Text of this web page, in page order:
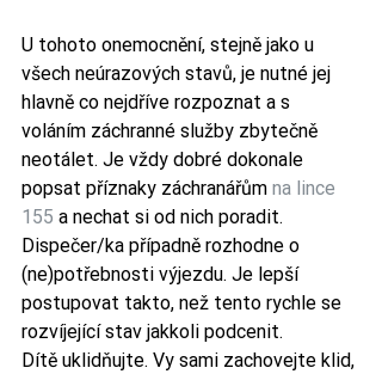
U tohoto onemocnění, stejně jako u
všech neúrazových stavů, je nutné jej
hlavně co nejdříve rozpoznat a s
voláním záchranné služby zbytečně
neotálet. Je vždy dobré dokonale
popsat příznaky záchranářům na lince
155 a nechat si od nich poradit.
Dispečer/ka případně rozhodne o
(ne)potřebnosti výjezdu. Je lepší
postupovat takto, než tento rychle se
rozvíjející stav jakkoli podcenit.
Dítě uklidňujte. Vy sami zachovejte klid,